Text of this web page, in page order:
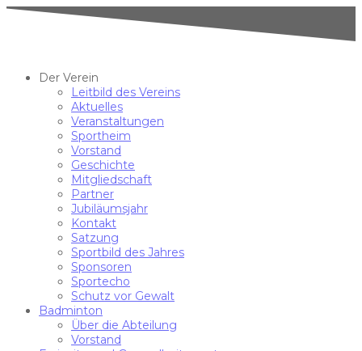
Der Verein
Leitbild des Vereins
Aktuelles
Veranstaltungen
Sportheim
Vorstand
Geschichte
Mitgliedschaft
Partner
Jubiläumsjahr
Kontakt
Satzung
Sportbild des Jahres
Sponsoren
Sportecho
Schutz vor Gewalt
Badminton
Über die Abteilung
Vorstand